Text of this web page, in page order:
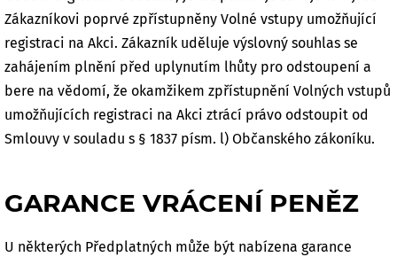
Zákazníkovi poprvé zpřístupněny Volné vstupy umožňující
registraci na Akci. Zákazník uděluje výslovný souhlas se
zahájením plnění před uplynutím lhůty pro odstoupení a
bere na vědomí, že okamžikem zpřístupnění Volných vstupů
umožňujících registraci na Akci ztrácí právo odstoupit od
Smlouvy v souladu s § 1837 písm. l) Občanského zákoníku.
GARANCE VRÁCENÍ PENĚZ
U některých Předplatných může být nabízena garance